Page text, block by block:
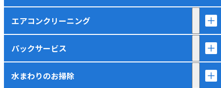
エアコンクリーニング
パックサービス
水まわりのお掃除